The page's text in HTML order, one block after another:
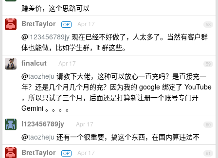
赚差价，这个思路可以
58
BretTaylor OP Apr 17
@l123456789jy 现在已经不好做了，人太多了。当然有客户群
体也能做，比如学生群，it 群这些。
59
finalcut Apr 17
@taozheju 请教下大佬，这种可以放心一直充吗？是直接充一
年？还是几个月几个月的充？因为我的 google 绑定了 YouTube
，所以只试了三个月，后面还是打算新注册一个账号专门开
Gemini 。。。。
60
l123456789jy Apr 17
@taozheju 还有一个很重要，搞这个东西，在国内算违法不
61
BretTaylor OP Apr 17